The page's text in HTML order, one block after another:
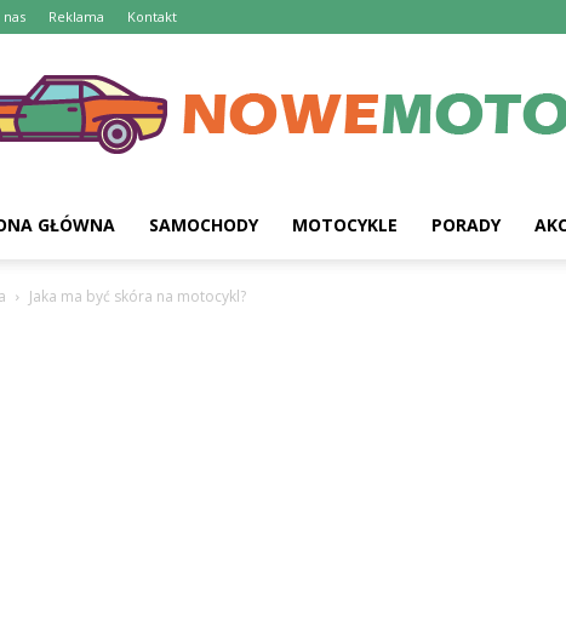
nas Reklama Kontakt
GŁÓWNA SAMOCHODY MOTOCYKLE PORADY
Jaka ma być skóra na motocykl?